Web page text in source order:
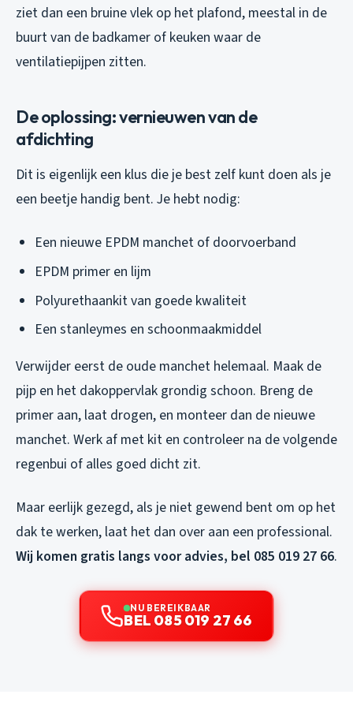
ziet dan een bruine vlek op het plafond, meestal in de
buurt van de badkamer of keuken waar de
ventilatiepijpen zitten.
De oplossing: vernieuwen van de
afdichting
Dit is eigenlijk een klus die je best zelf kunt doen als je
een beetje handig bent. Je hebt nodig:
Een nieuwe EPDM manchet of doorvoerband
EPDM primer en lijm
Polyurethaankit van goede kwaliteit
Een stanleymes en schoonmaakmiddel
Verwijder eerst de oude manchet helemaal. Maak de
pijp en het dakoppervlak grondig schoon. Breng de
primer aan, laat drogen, en monteer dan de nieuwe
manchet. Werk af met kit en controleer na de volgende
regenbui of alles goed dicht zit.
Maar eerlijk gezegd, als je niet gewend bent om op het
dak te werken, laat het dan over aan een professional.
Wij komen gratis langs voor advies, bel 085 019 27 66.
NU BEREIKBAAR
BEL 085 019 27 66